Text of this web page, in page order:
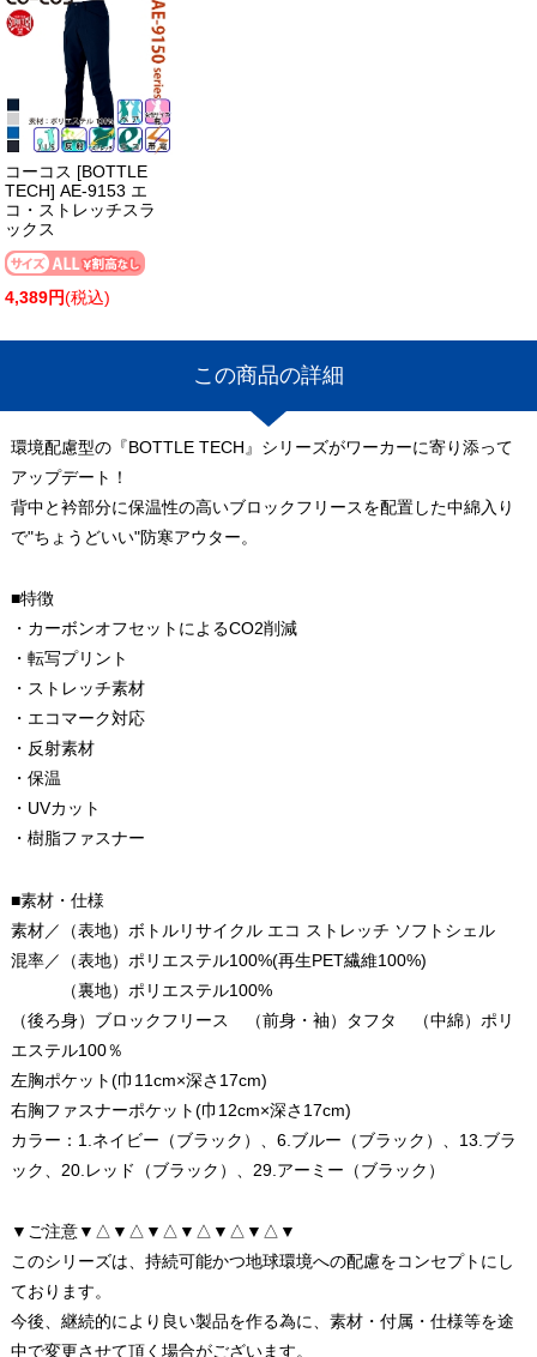
コーコス [BOTTLE
TECH] AE-9153 エ
コ・ストレッチスラ
ックス
4,389円(税込)
この商品の詳細
環境配慮型の『BOTTLE TECH』シリーズがワーカーに寄り添って
アップデート！
背中と衿部分に保温性の高いブロックフリースを配置した中綿入り
で"ちょうどいい"防寒アウター。
■特徴
・カーボンオフセットによるCO2削減
・転写プリント
・ストレッチ素材
・エコマーク対応
・反射素材
・保温
・UVカット
・樹脂ファスナー
■素材・仕様
素材／（表地）ボトルリサイクル エコ ストレッチ ソフトシェル
混率／（表地）ポリエステル100%(再生PET繊維100%)
（裏地）ポリエステル100%
（後ろ身）ブロックフリース （前身・袖）タフタ （中綿）ポリ
エステル100％
左胸ポケット(巾11cm×深さ17cm)
右胸ファスナーポケット(巾12cm×深さ17cm)
カラー：1.ネイビー（ブラック）、6.ブルー（ブラック）、13.ブラ
ック、20.レッド（ブラック）、29.アーミー（ブラック）
▼ご注意▼△▼△▼△▼△▼△▼△▼
このシリーズは、持続可能かつ地球環境への配慮をコンセプトにし
ております。
今後、継続的により良い製品を作る為に、素材・付属・仕様等を途
中で変更させて頂く場合がございます。